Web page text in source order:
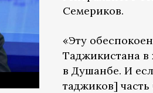
Семериков.
«Эту
Таджикистана
в Душанбе. И
таджиков] часть